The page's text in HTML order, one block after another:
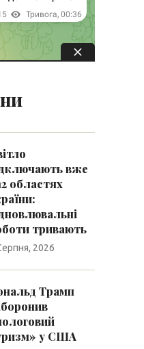
вже
областях
тривають
2026
Трамп
у США